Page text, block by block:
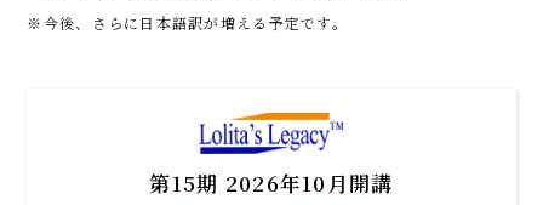
※今後、さらに日本語訳が増える予定です。
第15期 2026年10月開講